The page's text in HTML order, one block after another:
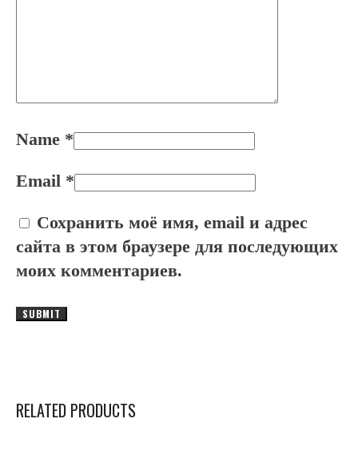
Name *
Email *
Сохранить моё имя, email и адрес
сайта в этом браузере для последующих
моих комментариев.
RELATED PRODUCTS